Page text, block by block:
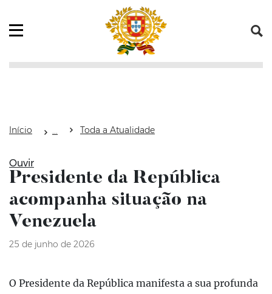
Saltar para o conteúdo (tecla de atalho c)
Abrir menu principal
Início Toda a Atualidade
Ouvir
Presidente da República
acompanha situação na
Venezuela
25 de junho de 2026
O Presidente da República manifesta a sua profunda